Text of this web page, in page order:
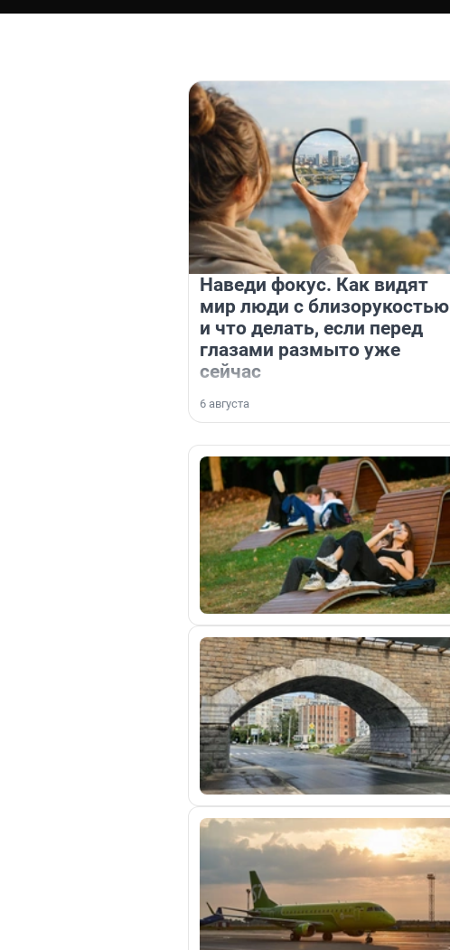
Наведи фокус. Как видят
мир люди с близорукостью
и что делать, если перед
глазами размыто уже
сейчас
6 августа